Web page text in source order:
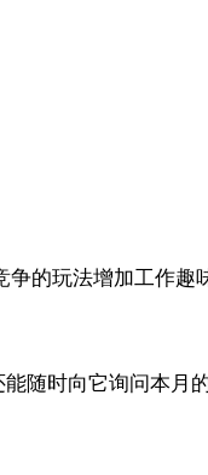
争的玩法增加工作趣
随时向它询问本月